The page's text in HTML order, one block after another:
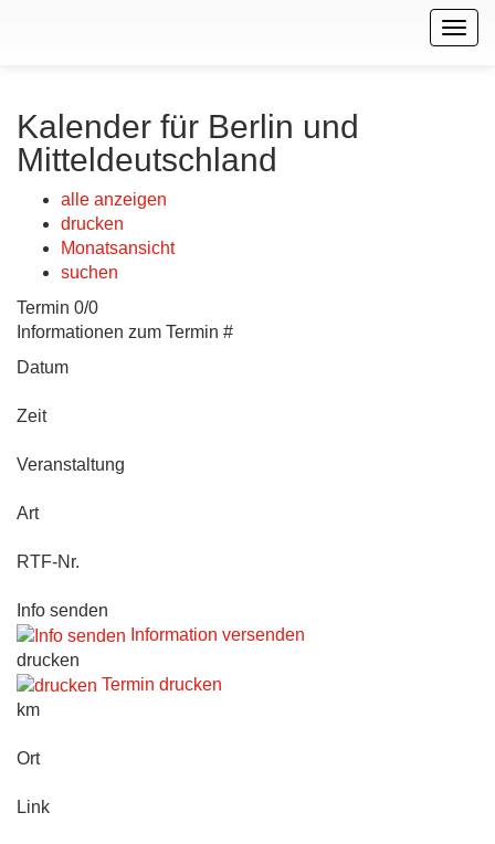
Kalender für Berlin und
Mitteldeutschland
alle anzeigen
drucken
Monatsansicht
suchen
Termin 0/0
Informationen zum Termin #
Datum
Zeit
Veranstaltung
Art
RTF-Nr.
Info senden
Information versenden
drucken
Termin drucken
km
Ort
Link